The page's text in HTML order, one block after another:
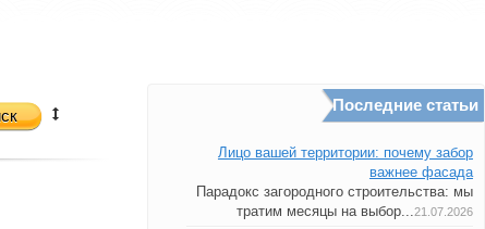
Последние статьи
Лицо вашей территории: почему забор
важнее фасада
Парадокс загородного строительства: мы
тратим месяцы на выбор...21.07.2026